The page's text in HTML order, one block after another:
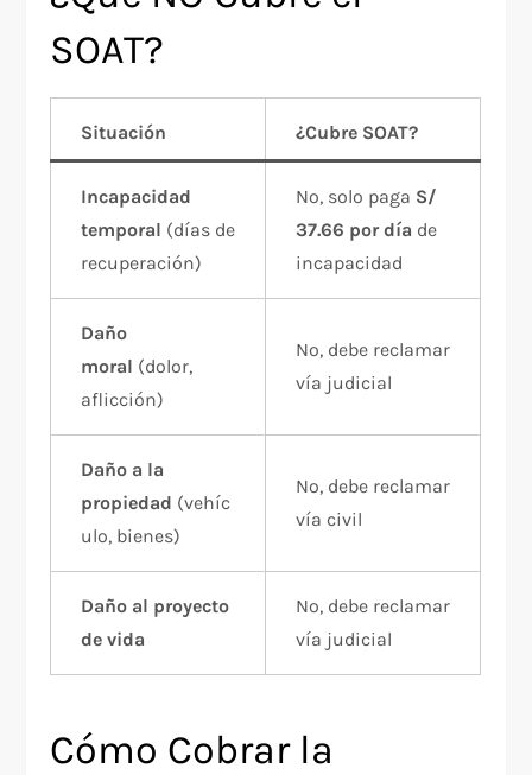
SOAT?
Situación ¿Cubre SOAT?
Incapacidad
temporal (días de
recuperación)
No, solo paga S/
37.66 por día de
incapacidad
Daño
moral (dolor,
aflicción)
No, debe reclamar
vía judicial
Daño a la
propiedad (vehíc
ulo, bienes)
No, debe reclamar
vía civil
Daño al proyecto
de vida
No, debe reclamar
vía judicial
Cómo Cobrar la